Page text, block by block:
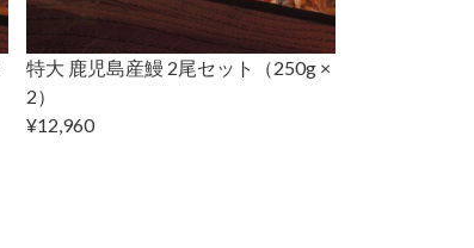
特大 鹿児島産鰻 2尾セット（250g ×
2）
¥12,960